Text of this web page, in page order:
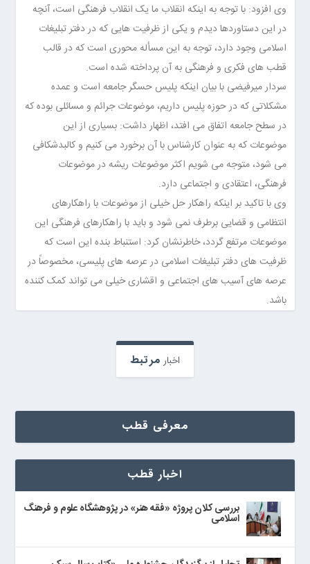
وی افزود: با توجه به اینکه انقلاب ما یک انقلاب فرهنگی است، آنچه
در این دستاوردها دیدم و یکی از ظرفیت هایی که در دفتر تبلیغات
اسلامی وجود دارد، توجه به این مسأله محوری است که در قالب
قطب های فکری و فرهنگی به آن پرداخته شده است.
سردار میرفیضی با بیان اینکه پلیس حسگر جامعه است و عمده
مشکلاتی که در حوزه پلیس داریم، موضوعات جرائم و مسائلی بوده که
در سطح جامعه اتفاق می افتد، اظهار داشت: بسیاری از این
موضوعات که به عنوان کارشناس با آن برخورد می کنیم و کالبدشکافی
می شود، متوجه می شویم اکثر موضوعات ریشه در موضوعات
فرهنگی، اعتقادی و اجتماعی دارد.
وی با تاکید بر اینکه راهکار حل خیلی از موضوعات با راهکارهای
انتظامی و قضایی برطرف نمی شود و باید با راهکارهای فرهنگی این
موضوعات مرتفع گردد، خاطرنشان کرد: استنباط بنده این است که
ظرفیت های دفتر تبلیغات اسلامی در عرصه های پلیسی، مخصوصاً در
عرصه های آسیب های اجتماعی و اقشاری خیلی می تواند کمک کننده
باشد.
اخبار مرتبط
معرفی قطب
اخبار قطب
بررسی کلان پروژه «فقه هنر» در پژوهشگاه علوم و فرهنگ
اسلامی